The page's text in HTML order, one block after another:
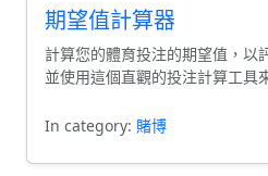
期望值計算器
計算您的體育投注的期望值，以
並使用這個直觀的投注計算工具
In category: 賭博